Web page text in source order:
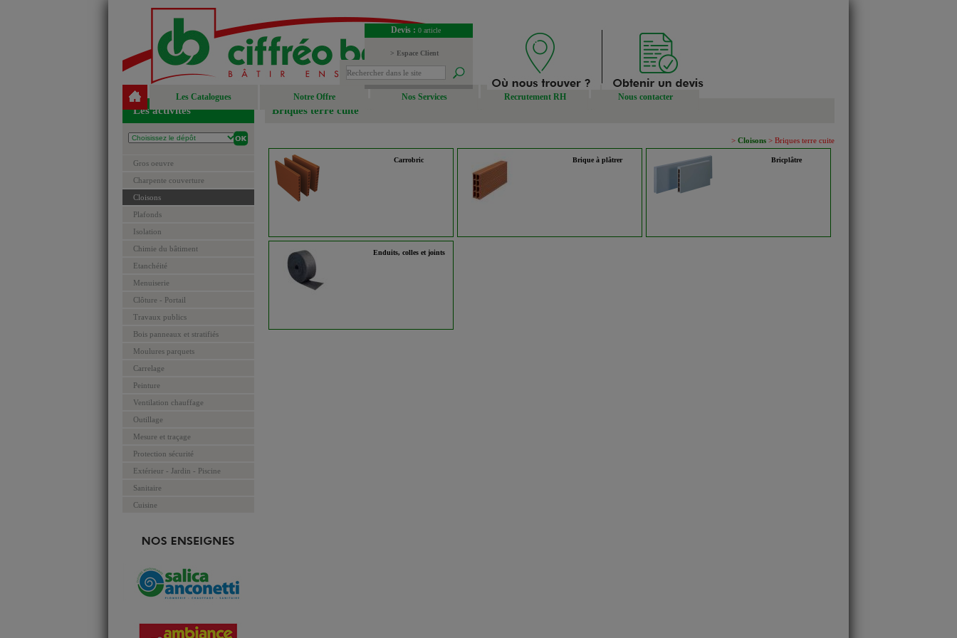
Devis : 0 article
> Espace Client
> Espace Fournisseur
Les Catalogues Notre Offre Nos Services Recrutement RH Nous contacter
Les activités
Gros oeuvre
Charpente couverture
Cloisons
Plafonds
Isolation
Chimie du bâtiment
Etanchéité
Menuiserie
Clôture - Portail
Travaux publics
Bois panneaux et stratifiés
Moulures parquets
Carrelage
Peinture
Ventilation chauffage
Outillage
Mesure et traçage
Protection sécurité
Extérieur - Jardin - Piscine
Sanitaire
Cuisine
Briques terre cuite
> Cloisons > Briques terre cuite
Carrobric Brique à plâtrer Bricplâtre
Enduits, colles et joints